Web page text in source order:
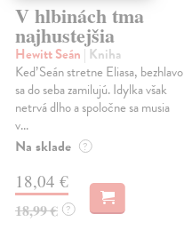
V hlbinách tma
najhustejšia
Hewitt Seán | Kniha
Keď Seán stretne Eliasa, bezhlavo
sa do seba zamilujú. Idylka však
netrvá dlho a spoločne sa musia
v...
Na sklade ?
18,04 €
18,99 € ?